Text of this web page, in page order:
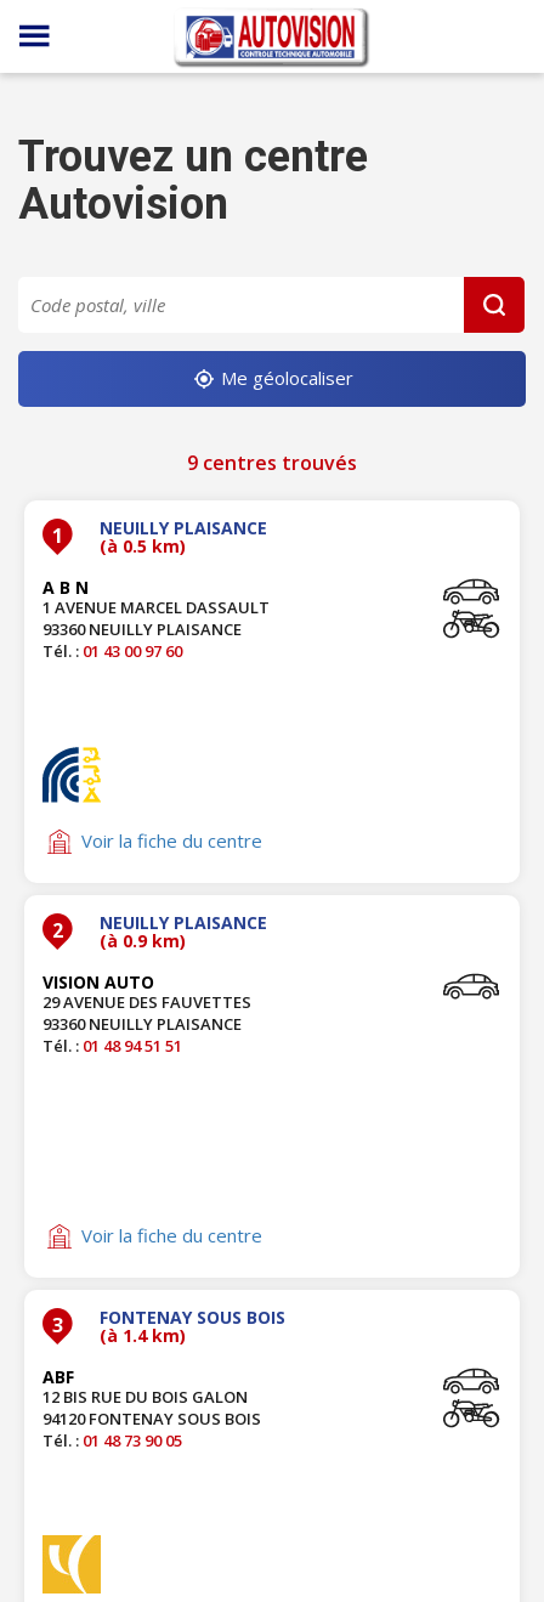
Panneau de gestion des cookies
Trouvez un centre
Autovision
Me géolocaliser
9 centres trouvés
1 NEUILLY PLAISANCE
(à 0.5 km)
A B N
1 AVENUE MARCEL DASSAULT
93360 NEUILLY PLAISANCE
Tél. : 01 43 00 97 60
Voir la fiche du centre
2 NEUILLY PLAISANCE
(à 0.9 km)
VISION AUTO
29 AVENUE DES FAUVETTES
93360 NEUILLY PLAISANCE
Tél. : 01 48 94 51 51
Voir la fiche du centre
3 FONTENAY SOUS BOIS
(à 1.4 km)
ABF
12 BIS RUE DU BOIS GALON
94120 FONTENAY SOUS BOIS
Tél. : 01 48 73 90 05